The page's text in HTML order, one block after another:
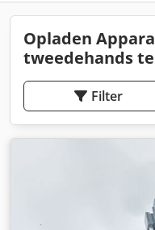
Opladen
tweedehands
Filter